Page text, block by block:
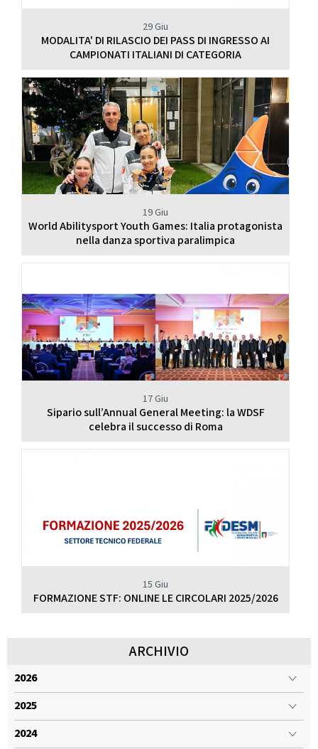
29 Giu
MODALITA' DI RILASCIO DEI PASS DI INGRESSO AI
CAMPIONATI ITALIANI DI CATEGORIA
19 Giu
World Abilitysport Youth Games: Italia protagonista
nella danza sportiva paralimpica
17 Giu
Sipario sull’Annual General Meeting: la WDSF
celebra il successo di Roma
15 Giu
FORMAZIONE STF: ONLINE LE CIRCOLARI 2025/2026
ARCHIVIO
2026
2025
2024